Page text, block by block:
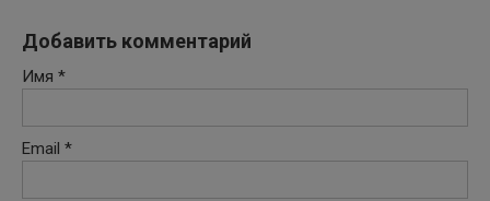
Добавить комментарий
Имя *
Email *